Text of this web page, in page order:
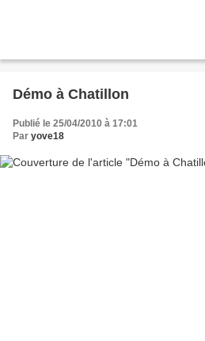
Démo à Chatillon
Publié le 25/04/2010 à 17:01
Par yove18